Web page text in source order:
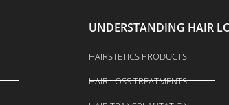
UNDERSTANDING HAIR
HAIRSTETICS PRODUCTS
HAIR LOSS TREATMENTS